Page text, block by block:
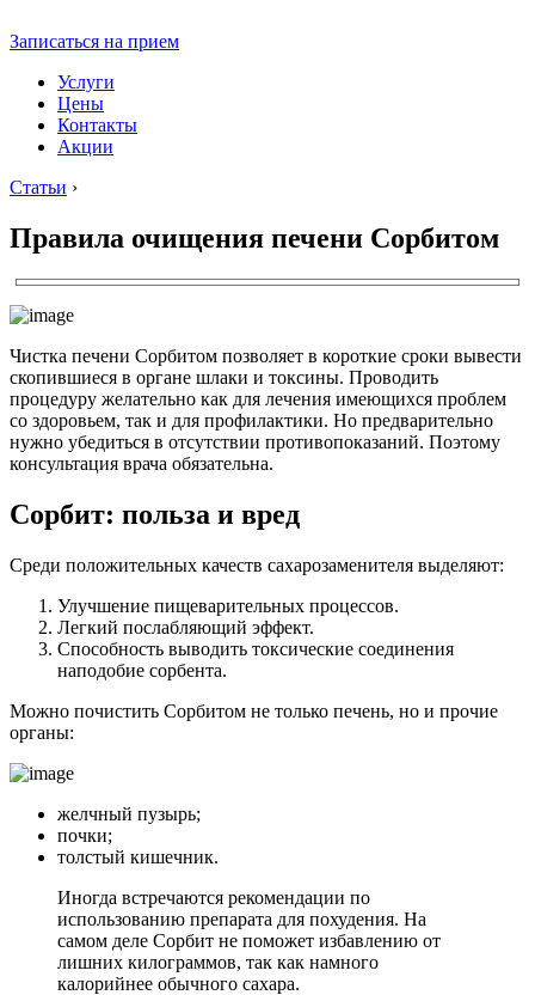
Записаться на прием
Услуги
Цены
Контакты
Акции
Статьи ›
Правила очищения печени Сорбитом
Чистка печени Сорбитом позволяет в короткие сроки вывести
скопившиеся в органе шлаки и токсины. Проводить
процедуру желательно как для лечения имеющихся проблем
со здоровьем, так и для профилактики. Но предварительно
нужно убедиться в отсутствии противопоказаний. Поэтому
консультация врача обязательна.
Сорбит: польза и вред
Среди положительных качеств сахарозаменителя выделяют:
Улучшение пищеварительных процессов.
Легкий послабляющий эффект.
Способность выводить токсические соединения
наподобие сорбента.
Можно почистить Сорбитом не только печень, но и прочие
органы:
желчный пузырь;
почки;
толстый кишечник.
Иногда встречаются рекомендации по
использованию препарата для похудения. На
самом деле Сорбит не поможет избавлению от
лишних килограммов, так как намного
калорийнее обычного сахара.